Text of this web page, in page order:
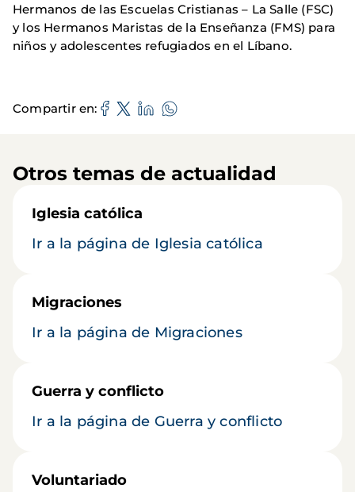
Hermanos de las Escuelas Cristianas – La Salle (FSC)
y los Hermanos Maristas de la Enseñanza (FMS) para
niños y adolescentes refugiados en el Líbano.
Compartir en
Otros temas de actualidad
Iglesia católica
Ir a la página de Iglesia católica
Migraciones
Ir a la página de Migraciones
Guerra y conflicto
Ir a la página de Guerra y conflicto
Voluntariado